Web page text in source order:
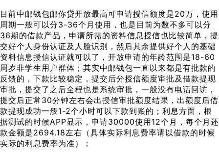
目前中邮钱包邮你贷开放最高可申请授信额度是20万，使用
周期一般可以分3-36个月使用，也是目前为数不多可以分
36期的借款产品，申请所需的资料信息授信也比较简单，提
交好个人身份认证及人脸识别，然后其余提供好个人的基础
资料信息授信认证就可以了，开放申请的年龄范围是18-60
周岁非学生用户群体；其实中邮钱包一直以来都是有批款的
反馈的，下款比较稳定，提交后分授信额度审批及借款提现
审批，提交了之后全程也是系统审批，一般没有电话回访，
提交后正常30分钟左右会出授信审批额度结果，出额度后借
款提现成功一般1-2个小时可以下款到账的；利息方面，根
据测试的时候APP显示，申请30000使用12个月，每个月还
款金额是2694.18左右（具体实际利息费率请以借款的时候
实际的利息费率为准）；